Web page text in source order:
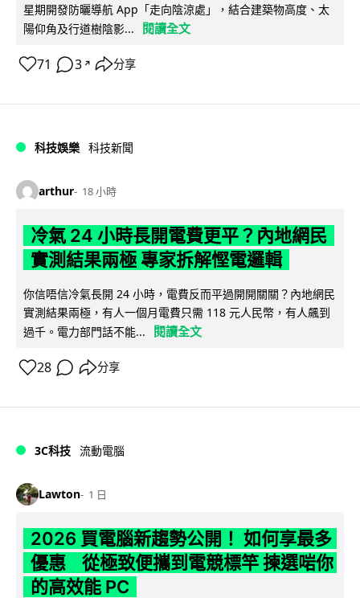
星期開發防曬導航 App「走向陰涼處」，結合建築物高度、太
陽仰角及行道樹陰影...
閱讀全文
71 3 ↗ 分享
科技娛樂 科技新聞
arthur 18 小時
冷氣 24 小時長開電費更平？內地網民
實測結果兩極 專家拆解慳電邏輯
你信唔信冷氣長開 24 小時，電費反而平過開開關關？內地網民
實測結果兩極，有人一個月電費只需 118 元人民幣，有人飆到
過千。電力部門話不能...
閱讀全文
28 分享
3C科技 流動電腦
Lawton 1 日
2026 買電腦新趨勢公開！ 如何享最多
優惠 從極致便攜到電競標竿 揀選啱你
的高效能 PC